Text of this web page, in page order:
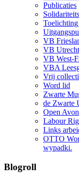
Publicaties
VB
VB Utrecht
VB West-
VBA
Vrij
Word lid
Zwarte
de Zwarte
Open
Labour
Links
OTTO
wypadki.
Blogroll